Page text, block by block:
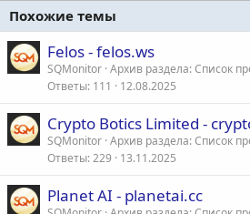
Похожие темы
Felos - felos.ws
SQMonitor Архив раздела: Список
Ответы 111 12.08.2025
Crypto Botics Limited -
SQMonitor Архив раздела: Список
Ответы 229 13.11.2025
Planet AI - planetai.cc